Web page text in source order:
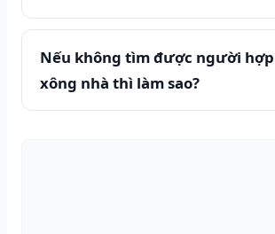
Nếu không tìm được người
xông nhà thì làm sao?